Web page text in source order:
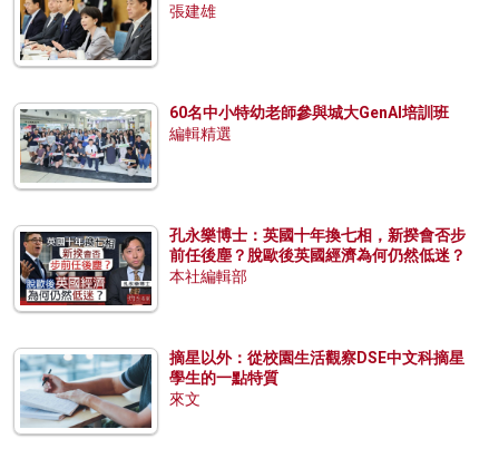
張建雄
60名中小特幼老師參與城大GenAI培訓班
編輯精選
孔永樂博士：英國十年換七相，新揆會否步
前任後塵？脫歐後英國經濟為何仍然低迷？
本社編輯部
摘星以外：從校園生活觀察DSE中文科摘星
學生的一點特質
來文